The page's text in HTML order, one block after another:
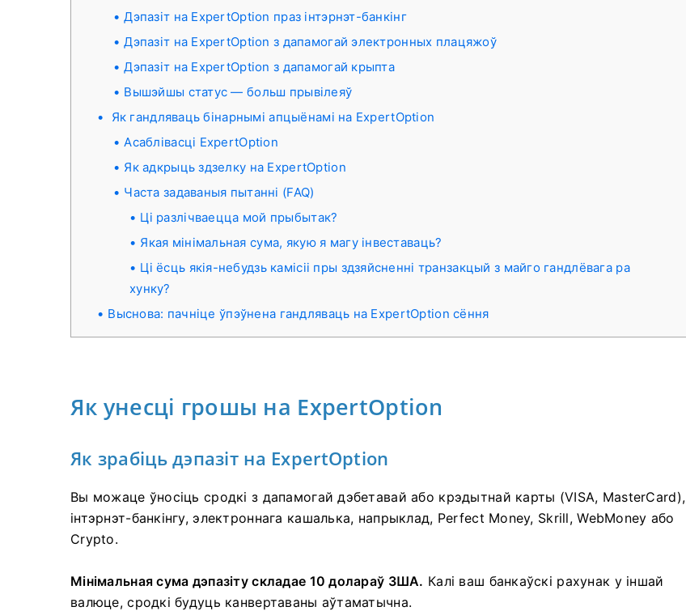
Дэпазіт на ExpertOption праз інтэрнэт-банкінг
Дэпазіт на ExpertOption з дапамогай электронных плацяжоў
Дэпазіт на ExpertOption з дапамогай крыпта
Вышэйшы статус — больш прывілеяў
Як гандляваць бінарнымі апцыёнамі на ExpertOption
Асаблівасці ExpertOption
Як адкрыць здзелку на ExpertOption
Часта задаваныя пытанні (FAQ)
Ці разлічваецца мой прыбытак?
Якая мінімальная сума, якую я магу інвеставаць?
Ці ёсць якія-небудзь камісіі пры здзяйсненні транзакцый з майго гандлёвага ра
хунку?
Выснова: пачніце ўпэўнена гандляваць на ExpertOption сёння
Як унесці грошы на ExpertOption
Як зрабіць дэпазіт на ExpertOption
Вы можаце ўносіць сродкі з дапамогай дэбетавай або крэдытнай карты (VISA, MasterCard),
інтэрнэт-банкінгу, электроннага кашалька, напрыклад, Perfect Money, Skrill, WebMoney або
Crypto.
Мінімальная сума дэпазіту складае 10 долараў ЗША. Калі ваш банкаўскі рахунак у іншай
валюце, сродкі будуць канвертаваны аўтаматычна.